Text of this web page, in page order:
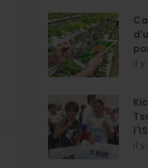
il y
il y